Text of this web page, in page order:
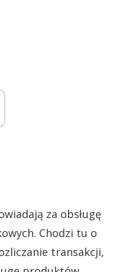
za obsługę
Chodzi tu o
transakcji,